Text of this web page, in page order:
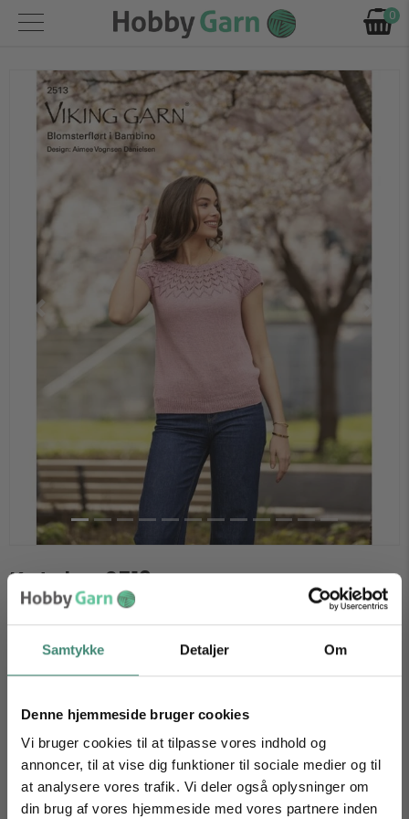
Samtykke Detaljer Om
Denne hjemmeside bruger cookies
Vi bruger cookies til at tilpasse vores indhold og
annoncer, til at vise dig funktioner til sociale medier og til
at analysere vores trafik. Vi deler også oplysninger om
din brug af vores hjemmeside med vores partnere inden
0
Forrige
Katalog 2513
DKK55,00
(0 anmeldelser)
På lager
Produktbeskrivelse Anmeldelser (0)